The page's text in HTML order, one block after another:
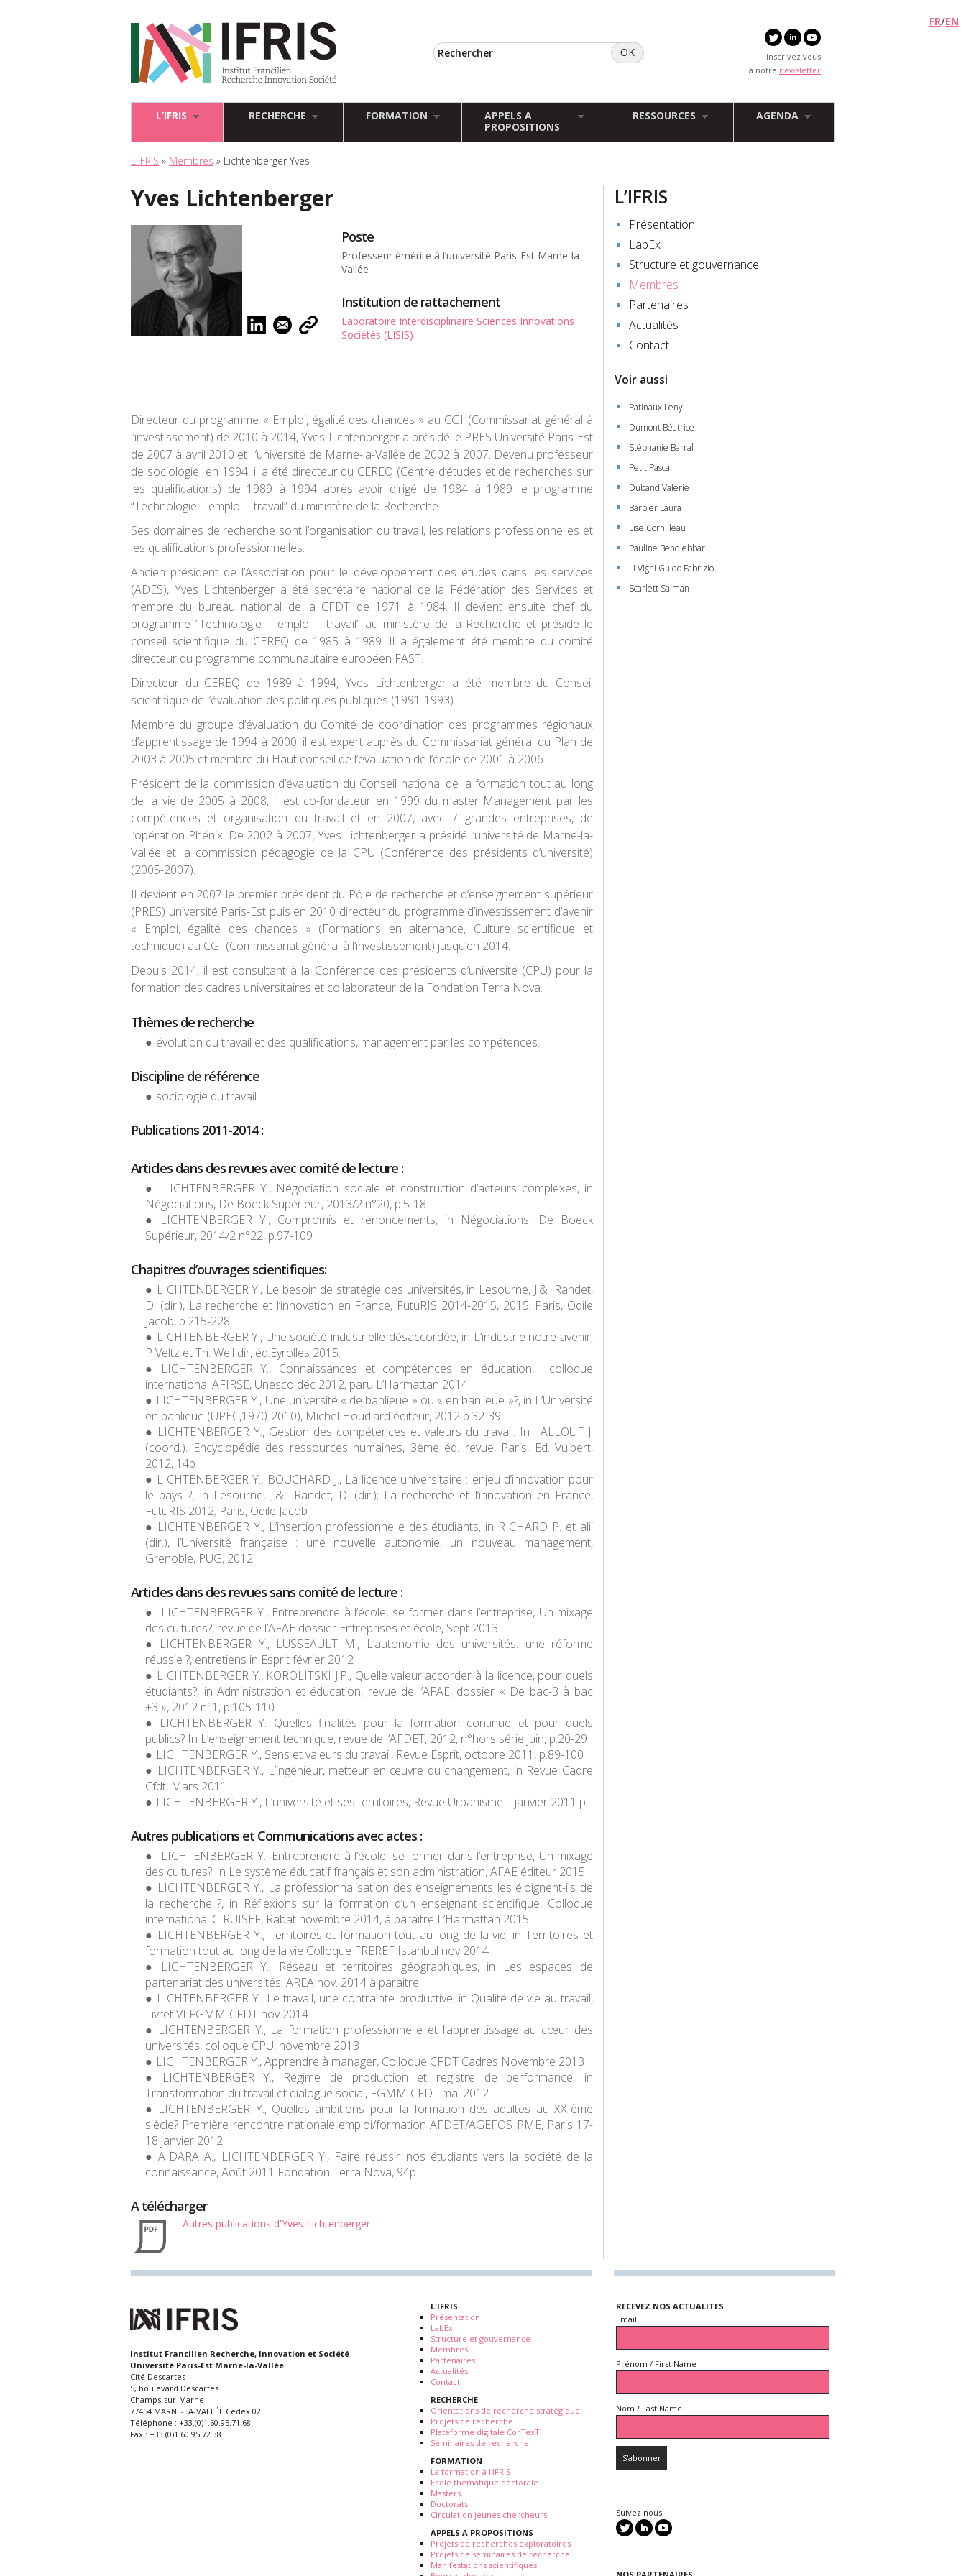
Inscrivez vous
à notre newsletter
FR/EN
L’IFRIS RECHERCHE FORMATION
APPELS A
PROPOSITIONS
RESSOURCES AGENDA
L'IFRIS » Membres » Lichtenberger Yves
Yves Lichtenberger
Poste
Professeur émérite à l’université Paris-Est Marne-la-
Vallée
Institution de rattachement
Laboratoire Interdisciplinaire Sciences Innovations
Sociétés (LISIS)
Directeur du programme « Emploi, égalité des chances » au CGI (Commissariat général à
l’investissement) de 2010 à 2014, Yves Lichtenberger a présidé le PRES Université Paris-Est
de 2007 à avril 2010 et l’université de Marne-la-Vallée de 2002 à 2007. Devenu professeur
de sociologie en 1994, il a été directeur du CEREQ (Centre d’études et de recherches sur
les qualifications) de 1989 à 1994 après avoir dirigé de 1984 à 1989 le programme
“Technologie – emploi – travail” du ministère de la Recherche.
Ses domaines de recherche sont l’organisation du travail, les relations professionnelles et
les qualifications professionnelles.
Ancien président de l’Association pour le développement des études dans les services
(ADES), Yves Lichtenberger a été secrétaire national de la Fédération des Services et
membre du bureau national de la CFDT de 1971 à 1984. Il devient ensuite chef du
programme “Technologie – emploi – travail” au ministère de la Recherche et préside le
conseil scientifique du CEREQ de 1985 à 1989. Il a également été membre du comité
directeur du programme communautaire européen FAST.
Directeur du CEREQ de 1989 à 1994, Yves Lichtenberger a été membre du Conseil
scientifique de l’évaluation des politiques publiques (1991-1993).
Membre du groupe d’évaluation du Comité de coordination des programmes régionaux
d’apprentissage de 1994 à 2000, il est expert auprès du Commissariat général du Plan de
2003 à 2005 et membre du Haut conseil de l’évaluation de l’école de 2001 à 2006.
Président de la commission d’évaluation du Conseil national de la formation tout au long
de la vie de 2005 à 2008, il est co-fondateur en 1999 du master Management par les
compétences et organisation du travail et en 2007, avec 7 grandes entreprises, de
l’opération Phénix. De 2002 à 2007, Yves Lichtenberger a présidé l’université de Marne-la-
Vallée et la commission pédagogie de la CPU (Conférence des présidents d’université)
(2005-2007).
Il devient en 2007 le premier président du Pôle de recherche et d’enseignement supérieur
(PRES) université Paris-Est puis en 2010 directeur du programme d’investissement d’avenir
« Emploi, égalité des chances » (Formations en alternance, Culture scientifique et
technique) au CGI (Commissariat général à l’investissement) jusqu’en 2014.
Depuis 2014, il est consultant à la Conférence des présidents d’université (CPU) pour la
formation des cadres universitaires et collaborateur de la Fondation Terra Nova.
Thèmes de recherche
évolution du travail et des qualifications, management par les compétences.
Discipline de référence
sociologie du travail
Publications 2011-2014:
Articles dans des revues avec comité de lecture :
LICHTENBERGER Y., Négociation sociale et construction d’acteurs complexes, in
Négociations, De Boeck Supérieur, 2013/2 n°20, p.5-18
LICHTENBERGER Y., Compromis et renoncements, in Négociations, De Boeck
Supérieur, 2014/2 n°22, p.97-109
Chapitres d’ouvrages scientifiques:
LICHTENBERGER Y., Le besoin de stratégie des universités, in Lesourne, J.& Randet,
D. (dir.), La recherche et l’innovation en France, FutuRIS 2014-2015, 2015, Paris, Odile
Jacob, p.215-228
LICHTENBERGER Y., Une société industrielle désaccordée, in L’industrie notre avenir,
P Veltz et Th. Weil dir, éd.Eyrolles 2015.
LICHTENBERGER Y., Connaissances et compétences en éducation, colloque
international AFIRSE, Unesco déc 2012, paru L’Harmattan 2014
LICHTENBERGER Y., Une université « de banlieue » ou « en banlieue »?, in L’Université
en banlieue (UPEC,1970-2010), Michel Houdiard éditeur, 2012 p.32-39
LICHTENBERGER Y., Gestion des compétences et valeurs du travail. In : ALLOUF J.
(coord.). Encyclopédie des ressources humaines, 3ème éd. revue, Paris, Ed. Vuibert,
2012, 14p
LICHTENBERGER Y., BOUCHARD J., La licence universitaire : enjeu d’innovation pour
le pays ?, in Lesourne, J.& Randet, D. (dir.); La recherche et l’innovation en France,
FutuRIS 2012; Paris, Odile Jacob
LICHTENBERGER Y., L’insertion professionnelle des étudiants, in RICHARD P. et alii
(dir.), l’Université française : une nouvelle autonomie, un nouveau management,
Grenoble, PUG, 2012
Articles dans des revues sans comité de lecture :
LICHTENBERGER Y., Entreprendre à l’école, se former dans l’entreprise, Un mixage
des cultures?, revue de l’AFAE dossier Entreprises et école, Sept 2013
LICHTENBERGER Y., LUSSEAULT M., L’autonomie des universités: une réforme
réussie ?, entretiens in Espritfévrier 2012
LICHTENBERGER Y., KOROLITSKI J.P., Quelle valeur accorder à la licence, pour quels
étudiants?, inAdministration et éducation, revue de l’AFAE, dossier « De bac-3 à bac
+3 », 2012 n°1, p.105-110
LICHTENBERGER Y. Quelles finalités pour la formation continue et pour quels
publics? In L’enseignement technique, revue de l’AFDET, 2012, n°hors série juin, p.20-29
LICHTENBERGER Y., Sens et valeurs du travail, Revue Esprit, octobre 2011, p.89-100
LICHTENBERGER Y., L’ingénieur, metteur en œuvre du changement, in Revue Cadre
Cfdt, Mars 2011
LICHTENBERGER Y., L’université et ses territoires, Revue Urbanisme – janvier 2011 p.
Autres publications et Communications avec actes :
LICHTENBERGER Y., Entreprendre à l’école, se former dans l’entreprise, Un mixage
des cultures?, in Le système éducatif français et son administration, AFAE éditeur 2015
LICHTENBERGER Y., La professionnalisation des enseignements les éloignent-ils de
la recherche ?, in Réflexions sur la formation d’un enseignant scientifique, Colloque
international CIRUISEF, Rabat novembre 2014, à paraitre L’Harmattan 2015
LICHTENBERGER Y., Territoires et formation tout au long de la vie, inTerritoires et
formation tout au long de la vie Colloque FREREF Istanbul nov 2014
LICHTENBERGER Y., Réseau et territoires géographiques, in Les espaces de
partenariat des universités, AREA nov. 2014 à paraitre
LICHTENBERGER Y., Le travail, une contrainte productive, in Qualité de vie au travail,
Livret VI FGMM-CFDT nov 2014
LICHTENBERGER Y., La formation professionnelle et l’apprentissage au cœur des
universités, colloque CPU, novembre 2013
LICHTENBERGER Y., Apprendre à manager, Colloque CFDT Cadres Novembre 2013
LICHTENBERGER Y., Régime de production et registre de performance, in
Transformation du travail et dialogue social, FGMM-CFDT mai 2012
LICHTENBERGER Y., Quelles ambitions pour la formation des adultes au XXIème
siècle? Première rencontre nationale emploi/formation AFDET/AGEFOS PME, Paris 17-
18 janvier 2012
AIDARA A., LICHTENBERGER Y., Faire réussir nos étudiants vers la société de la
connaissance, Août 2011 Fondation Terra Nova, 94p.
A télécharger
Autres publications d'Yves Lichtenberger
L’IFRIS
Présentation
LabEx
Structure et gouvernance
Membres
Partenaires
Actualités
Contact
Voir aussi
Patinaux Leny
Dumont Béatrice
Stéphanie Barral
Petit Pascal
Duband Valérie
Barbier Laura
Lise Cornilleau
Pauline Bendjebbar
Li Vigni Guido Fabrizio
Scarlett Salman
Institut Francilien Recherche, Innovation et Société
Université Paris-Est Marne-la-Vallée
Cité Descartes
5, boulevard Descartes
Champs-sur-Marne
77454 MARNE-LA-VALLÉE Cedex 02
Téléphone : +33.(0)1.60.95.71.68
Fax : +33.(0)1.60.95.72.38
L'IFRIS
Présentation
LabEx
Structure et gouvernance
Membres
Partenaires
Actualités
Contact
RECHERCHE
Orientations de recherche stratégique
Projets de recherche
Plateforme digitale CorTexT
Séminaires de recherche
FORMATION
La formation à l'IFRIS
Ecole thématique doctorale
Masters
Doctorats
Circulation jeunes chercheurs
APPELS A PROPOSITIONS
Projets de recherches exploratoires
Projets de séminaires de recherche
Manifestations scientifiques
RECEVEZ NOS ACTUALITES
Email
Prénom / First Name
Nom / Last Name
Suivez nous